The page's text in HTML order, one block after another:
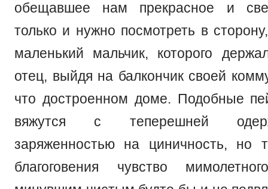
обещавшее нам прекрасное и
только и нужно посмотреть в
маленький мальчик, которого
отец, выйдя на балкончик своей
что достроенном доме. Подобные
вяжутся с теперешней
заряженностью на циничность, но
благоговения чувство